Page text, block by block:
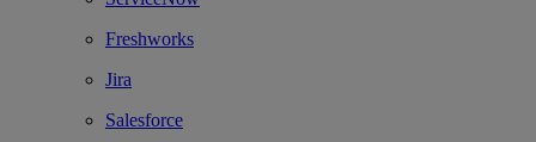
Freshworks
Jira
Salesforce